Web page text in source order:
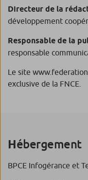
Directeur de la
développement
Responsable de la
responsable
Le site
exclusive de la FNCE.
Hébergement
BPCE Infogérance et